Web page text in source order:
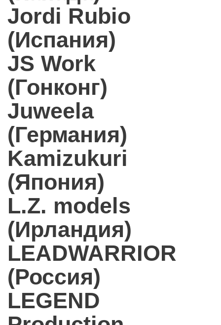
Jordi Rubio
(Испания)
JS Work
(Гонконг)
Juweela
(Германия)
Kamizukuri
(Япония)
L.Z. models
(Ирландия)
LEADWARRIOR
(Россия)
LEGEND